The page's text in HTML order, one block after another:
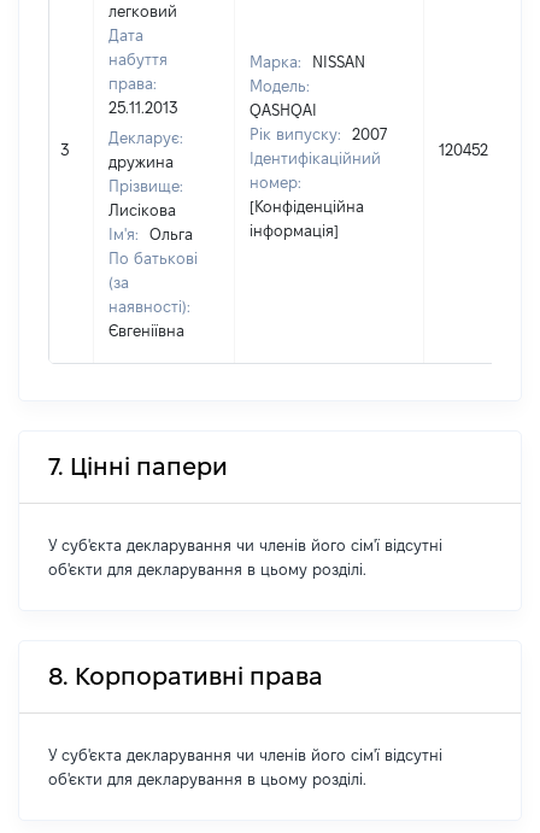
3
легковий
Дата
набуття
права:
25.11.2013
Декларує:
дружина
Прізвище:
Лисікова
Ім'я:
Ольга
По батькові
(за
наявності):
Євгеніївна
Марка:
NISSAN
Модель:
QASHQAI
Рік випуску:
2007
Ідентифікаційний
номер:
[Конфіденційна
інформація]
120452
7. Цінні папери
У суб'єкта декларування чи членів його сім'ї відсутні
об'єкти для декларування в цьому розділі.
8. Корпоративні права
У суб'єкта декларування чи членів його сім'ї відсутні
об'єкти для декларування в цьому розділі.